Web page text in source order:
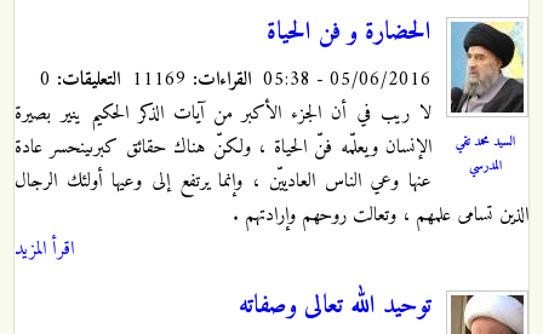
السيد محمد تقي
المدرسي
الحضارة و فن الحياة
05/06/2016 - 05:38 القراءات: التعليقات:
لا ريب في أن الجزء الأكبر من آيات الذكر الحكيم ينير بصيرة
الإنسان ويعلّمه فنّ الحياة ، ولكنّ هناك حقائق كبرى‏ينحسر عادة
عنها وعي الناس العادييّن ، وإنما يرتفع إلى وعيها أولئك الرجال
الذين تسامى علمهم ، وتعالت روحهم ‏وإرادتهم .
اقرأ المزيد
توحيد الله تعالى وصفاته